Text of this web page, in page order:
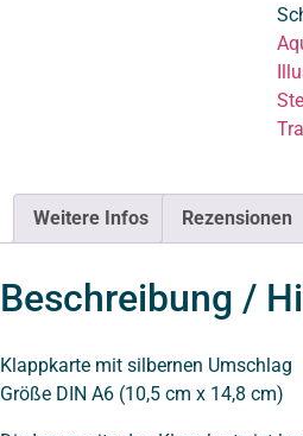
Weitere Infos Rezensionen
Beschreibung /
Klappkarte mit silbernen Umschlag
Größe DIN A6 (10,5 cm x 14,8 cm)